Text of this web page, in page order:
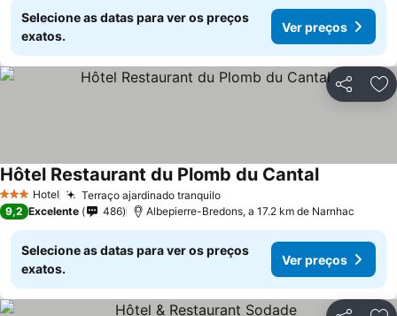
Selecione as datas para ver os preços
exatos.
Ver preços
Partilhar
3 EstrelasHotel Terraço ajardinado tranquiloVer preços
Hôtel Restaurant du Plomb du CantalVer preços
9,2 Excelente 486 Albepierre-Bredons, a 17.2 km de Narnhac
Selecione as datas para ver os preços
exatos.
Ver preços